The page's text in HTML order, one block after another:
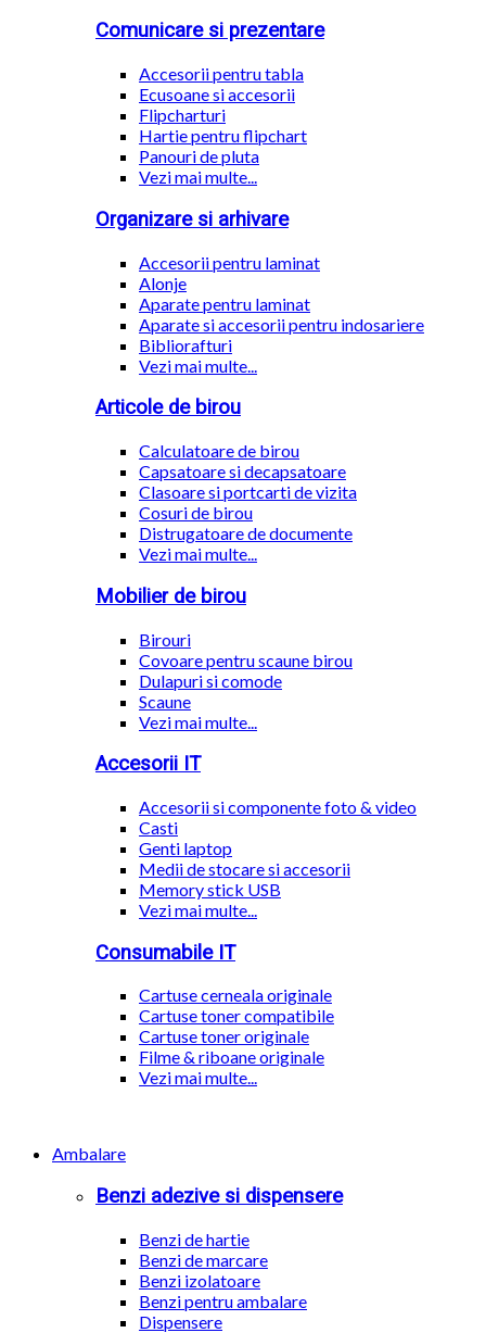
Comunicare si prezentare
Accesorii pentru tabla
Ecusoane si accesorii
Flipcharturi
Hartie pentru flipchart
Panouri de pluta
Vezi mai multe...
Organizare si arhivare
Accesorii pentru laminat
Alonje
Aparate pentru laminat
Aparate si accesorii pentru indosariere
Bibliorafturi
Vezi mai multe...
Articole de birou
Calculatoare de birou
Capsatoare si decapsatoare
Clasoare si portcarti de vizita
Cosuri de birou
Distrugatoare de documente
Vezi mai multe...
Mobilier de birou
Birouri
Covoare pentru scaune birou
Dulapuri si comode
Scaune
Vezi mai multe...
Accesorii IT
Accesorii si componente foto & video
Casti
Genti laptop
Medii de stocare si accesorii
Memory stick USB
Vezi mai multe...
Consumabile IT
Cartuse cerneala originale
Cartuse toner compatibile
Cartuse toner originale
Filme & riboane originale
Vezi mai multe...
Ambalare
Benzi adezive si dispensere
Benzi de hartie
Benzi de marcare
Benzi izolatoare
Benzi pentru ambalare
Dispensere